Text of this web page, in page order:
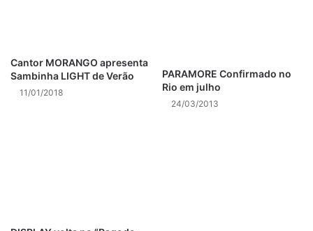
Post Views: 1.001
Cantor MORANGO apresenta
Sambinha LIGHT de Verão
11/01/2018
PARAMORE Confirmado no
Rio em julho
24/03/2013